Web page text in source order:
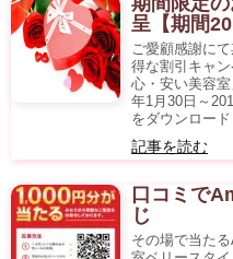
呈【期間
ご愛顧感謝に
得な割引キャ
心・安い美容
年1月30日～
をダウンロー
記事を読む
口コミで
じ
その場で当た